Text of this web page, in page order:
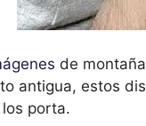
de
antigua, estos
porta.